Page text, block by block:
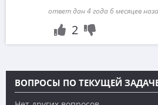
ответ дан 4 года 6 месяцев
2
ВОПРОСЫ ПО ТЕКУЩЕЙ